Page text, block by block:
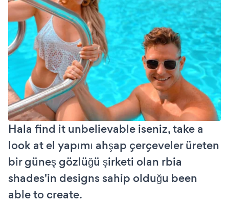
Hala find it unbelievable iseniz, take a
look at el yapımı ahşap çerçeveler üreten
bir güneş gözlüğü şirketi olan rbia
shades'in designs sahip olduğu been
able to create.